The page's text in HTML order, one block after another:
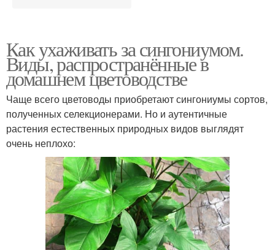
Как ухаживать за сингониумом.
Виды, распространённые в
домашнем цветоводстве
Чаще всего цветоводы приобретают сингониумы сортов,
полученных селекционерами. Но и аутентичные
растения естественных природных видов выглядят
очень неплохо: